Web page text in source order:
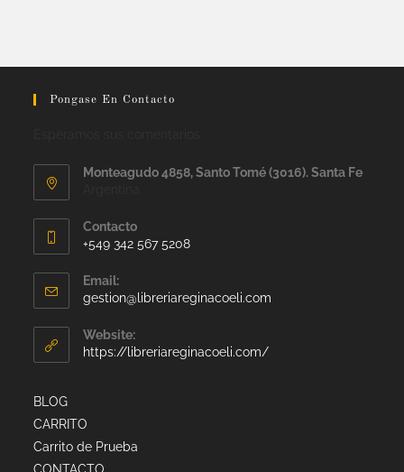
Pongase En Contacto
Monteagudo 4858, Santo Tomé (3016). Santa Fe
Contacto
+549 342 567 5208
Email:
gestion@libreriareginacoeli.com
Website:
https://libreriareginacoeli.com/
BLOG
CARRITO
Carrito de Prueba